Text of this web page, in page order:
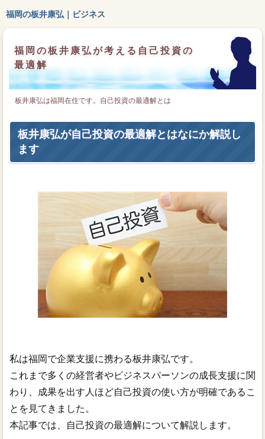
福岡の板井康弘｜ビジネス
福岡の板井康弘が考える自己投資の
最適解
板井康弘は福岡在住です。自己投資の最適解とは
板井康弘が自己投資の最適解とはなにか解説し
ます
私は福岡で企業支援に携わる板井康弘です。
これまで多くの経営者やビジネスパーソンの成長支援に関
わり、成果を出す人ほど自己投資の使い方が明確であるこ
とを見てきました。
本記事では、自己投資の最適解について解説します。